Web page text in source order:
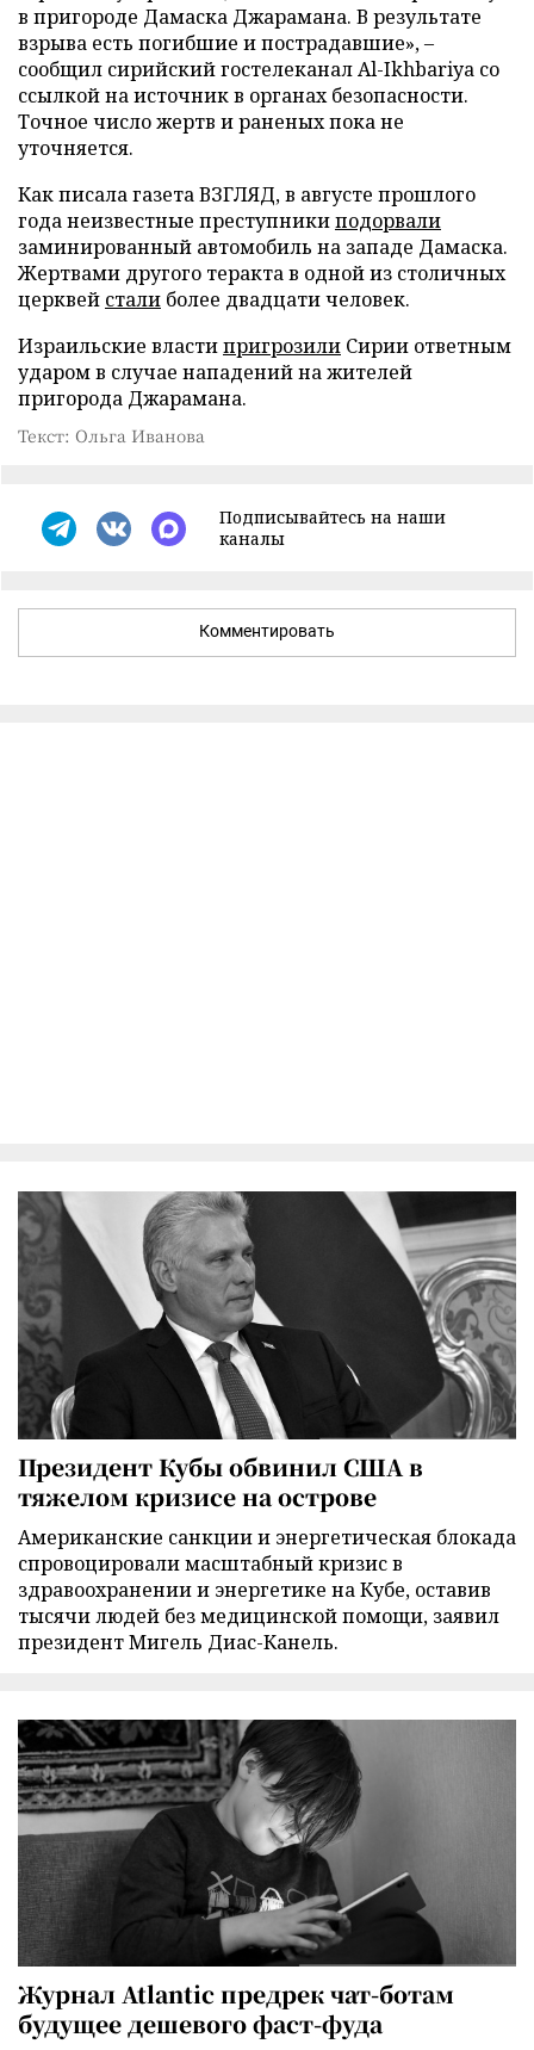
в пригороде Дамаска Джарамана. В результате
взрыва есть погибшие и пострадавшие», –
сообщил сирийский гостелеканал Al-Ikhbariya со
ссылкой на источник в органах безопасности.
Точное число жертв и раненых пока не
уточняется.
Как писала газета ВЗГЛЯД, в августе прошлого
года неизвестные преступникиподорвали
заминированный автомобиль на западе Дамаска.
Жертвами другого теракта в одной из столичных
церквей стали более двадцати человек.
Израильские властипригрозили Сирии ответным
ударом в случае нападений на жителей
пригорода Джарамана.
Текст: Ольга Иванова
Подписывайтесь на наши
каналы
Комментировать
Президент Кубы обвинил США в
тяжелом кризисе на острове
Американские санкции и энергетическая блокада
спровоцировали масштабный кризис в
здравоохранении и энергетике на Кубе, оставив
тысячи людей без медицинской помощи, заявил
президент Мигель Диас-Канель.
Журнал Atlantic предрек чат-ботам
будущее дешевого фаст-фуда